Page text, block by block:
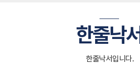
한줄낙서
한줄낙서입니다.